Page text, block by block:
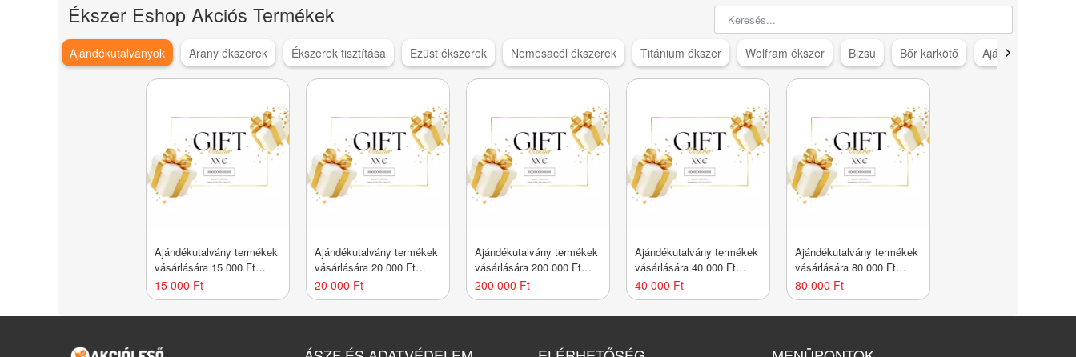
Ékszer Eshop Akciós Termékek
Ajándékutalványok Arany ékszerek Ékszerek tisztítása Ezüst ékszerek Nemesacél ékszerek Titánium ékszer Wolfram ékszer Bizsu Bőr karkötő Ajándék ötletek
Ajándékutalvány termékek
vásárlására 15 000 Ft
értékben
15 000 Ft
Ajándékutalvány termékek
vásárlására 20 000 Ft
értékben
20 000 Ft
Ajándékutalvány termékek
vásárlására 200 000 Ft
értékben
200 000 Ft
Ajándékutalvány termékek
vásárlására 40 000 Ft
értékben
40 000 Ft
Ajándékutalvány termékek
vásárlására 80 000 Ft
értékben
80 000 Ft